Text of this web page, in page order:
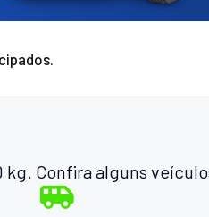
Confira alguns